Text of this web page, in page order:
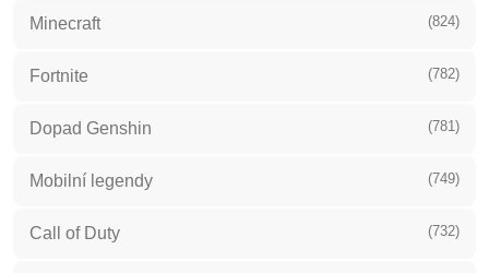
Minecraft (824)
Fortnite (782)
Dopad Genshin (781)
Mobilní legendy (749)
Call of Duty (732)